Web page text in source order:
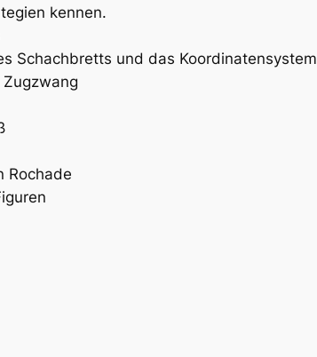
kennen.
Schachbretts und das Koordinatensystem
Rochade